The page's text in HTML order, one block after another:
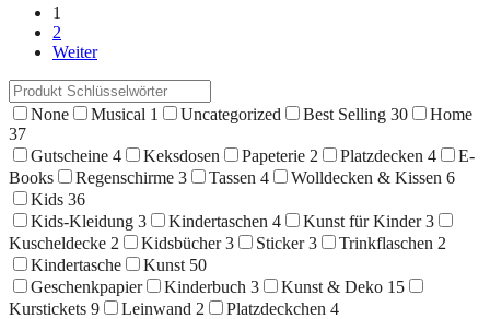
Seitennummerierung
Beiträge
1
2
Weiter
None Musical 1 Uncategorized Best Selling 30
Home
37
Gutscheine 4 Keksdosen Papeterie 2 Platzdecken 4
E-
Books
Regenschirme 3 Tassen 4 Wolldecken & Kissen 6
Kids 36
Kids-Kleidung 3 Kindertaschen 4 Kunst für Kinder3
Kuscheldecke 2 Kidsbücher3 Sticker3 Trinkflaschen 2
Kindertasche
Kunst 50
Geschenkpapier
Kinderbuch 3 Kunst & Deko 15
Kurstickets 9 Leinwand 2 Platzdeckchen 4